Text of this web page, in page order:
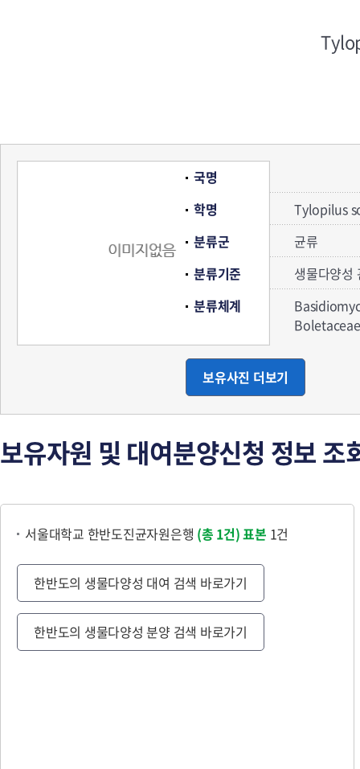
국명
학명
Tylopilus
분류군
균류
분류기준
생물다양성
분류체계
보유사진 더보기
보유자원 및 대여분양신청 정보 조
서울대학교 한반도진균자원은행 (총 1건)표본 1건
한반도의 생물다양성 대여 검색 바로가기
한반도의 생물다양성 분양 검색 바로가기